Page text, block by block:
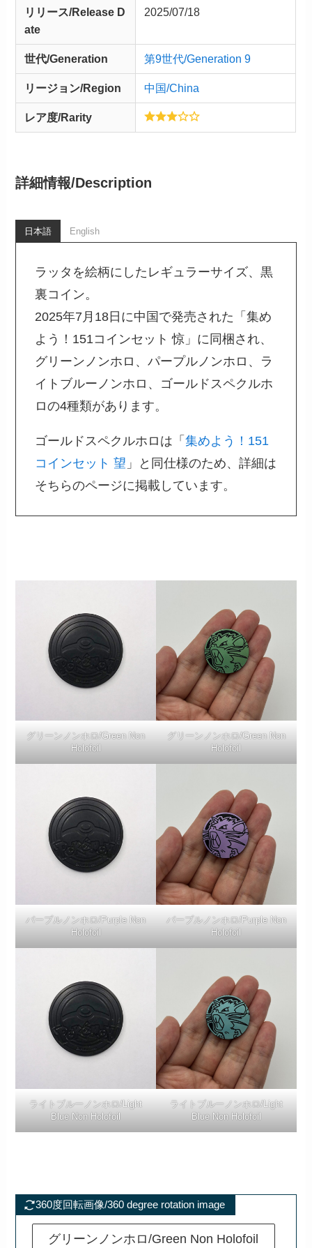
リリース/Release D
ate
2025/07/18
世代/Generation 第9世代/Generation 9
リージョン/Region 中国/China
レア度/Rarity
詳細情報/Description
日本語 English
ラッタを絵柄にしたレギュラーサイズ、黒
裏コイン。
2025年7月18日に中国で発売された「集め
よう！151コインセット 惊」に同梱され、
グリーンノンホロ、パープルノンホロ、ラ
イトブルーノンホロ、ゴールドスペクルホ
ロの4種類があります。
ゴールドスペクルホロは「集めよう！151
コインセット 望 」と同仕様のため、詳細は
そちらのページに掲載しています。
グリーンノンホロ/Green Non
Holofoil
グリーンノンホロ/Green Non
Holofoil
パープルノンホロ/Purple Non
Holofoil
パープルノンホロ/Purple Non
Holofoil
ライトブルーノンホロ/Light
Blue Non Holofoil
ライトブルーノンホロ/Light
Blue Non Holofoil
360度回転画像/360 degree rotation image
グリーンノンホロ/Green Non Holofoil